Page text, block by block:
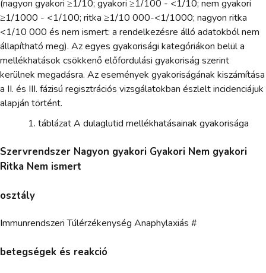
(nagyon gyakori ≥1/10; gyakori ≥1/100 - <1/10; nem gyakori
≥1/1000 - <1/100; ritka ≥1/10 000-<1/1000; nagyon ritka
<1/10 000 és nem ismert: a rendelkezésre álló adatokból nem
állapítható meg). Az egyes gyakorisági kategóriákon belül a
mellékhatások csökkenő előfordulási gyakoriság szerint
kerülnek megadásra. Az események gyakoriságának kiszámítása
a II. és III. fázisú regisztrációs vizsgálatokban észlelt incidenciájuk
alapján történt.
táblázat A dulaglutid mellékhatásainak gyakorisága
Szervrendszer Nagyon gyakori Gyakori Nem gyakori
Ritka Nem ismert
osztály
Immunrendszeri Túlérzékenység Anaphylaxiás #
betegségek és reakció